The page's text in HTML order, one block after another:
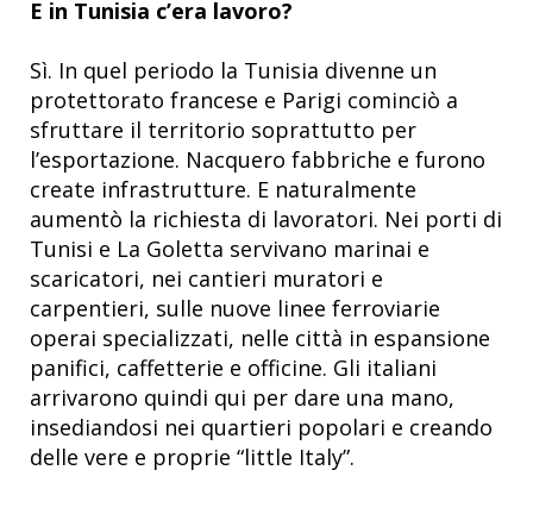
E in Tunisia c’era lavoro?
Sì. In quel periodo la Tunisia divenne un
protettorato francese e Parigi cominciò a
sfruttare il territorio soprattutto per
l’esportazione. Nacquero fabbriche e furono
create infrastrutture. E naturalmente
aumentò la richiesta di lavoratori. Nei porti di
Tunisi e La Goletta servivano marinai e
scaricatori, nei cantieri muratori e
carpentieri, sulle nuove linee ferroviarie
operai specializzati, nelle città in espansione
panifici, caffetterie e officine. Gli italiani
arrivarono quindi qui per dare una mano,
insediandosi nei quartieri popolari e creando
delle vere e proprie “little Italy”.